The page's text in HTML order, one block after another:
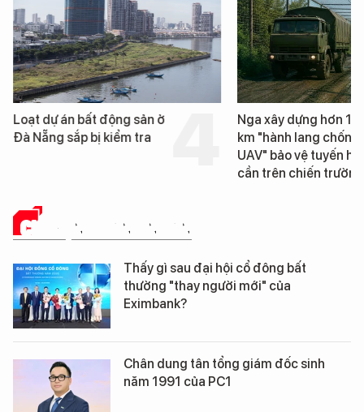
Loạt dự án bất động sản ở
Đà Nẵng sắp bị kiểm tra
Nga xây dựng hơn
km "hành lang chống
UAV" bảo vệ tuyến
cần trên chiến trường
CHUYỆN DOANH NHÂN
Thấy gì sau đại hội cổ đông bất
thường "thay người mới" của
Eximbank?
Chân dung tân tổng giám đốc sinh
năm 1991 của PC1